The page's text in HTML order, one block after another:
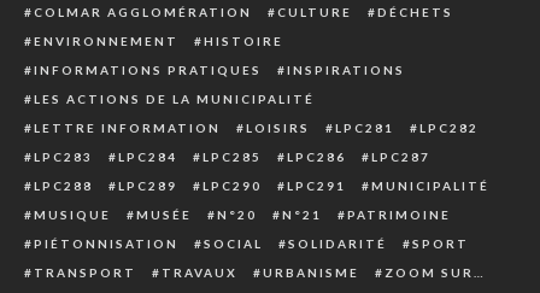
COLMAR AGGLOMÉRATION
CULTURE
DÉCHETS
ENVIRONNEMENT
HISTOIRE
INFORMATIONS PRATIQUES
INSPIRATIONS
LES ACTIONS DE LA MUNICIPALITÉ
LETTRE INFORMATION
LOISIRS LPC281
LPC282
LPC283
LPC284 LPC285 LPC286
LPC287
LPC288
LPC289 LPC290 LPC291
MUNICIPALITÉ
MUSIQUE
MUSÉE N°20 N°21
PATRIMOINE
PIÉTONNISATION
SOCIAL SOLIDARITÉ
SPORT
TRANSPORT
TRAVAUX URBANISME
ZOOM SUR…